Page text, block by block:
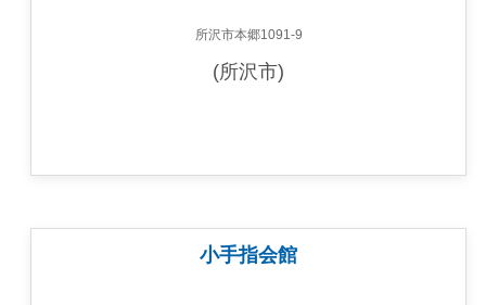
所沢市本郷1091-9
(所沢市)
小手指会館